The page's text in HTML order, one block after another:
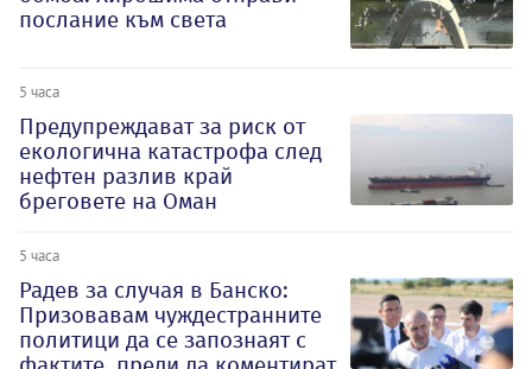
послание към света
5 часа
Предупреждават за риск от
екологична катастрофа след
нефтен разлив край
бреговете на Оман
5 часа
Радев за случая в Банско:
Призовавам чуждестранните
политици да се запознаят с